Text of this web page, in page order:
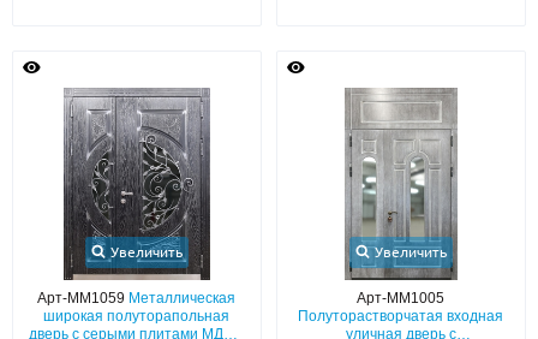
Увеличить
Арт-ММ1059 Металлическая
широкая полуторапольная
дверь с серыми плитами МДФ с
Увеличить
Арт-ММ1005
Полуторастворчатая входная
уличная дверь с